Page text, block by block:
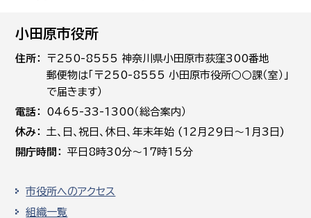
小田原市役所
住所
〒250-8555 神奈川県小田原市荻窪300番地
郵便物は「〒250-8555 小田原市役所○○課（室）」
で届きます）
電話
0465-33-1300（総合案内）
休み
土､日､祝日、休日、年末年始 (12月29日～1月3日)
開庁時間
平日8時30分～17時15分
市役所へのアクセス
組織一覧